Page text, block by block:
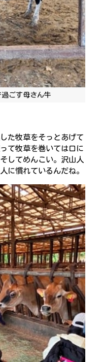
ごす母さん牛
た牧草をそっとあげて
て牧草を巻いては口に
してめんこい。沢山人
に慣れているんだね。